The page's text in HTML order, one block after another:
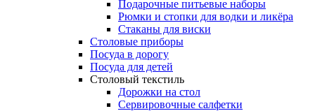
Подарочные питьевые наборы
Рюмки и стопки для водки и ликёра
Стаканы для виски
Столовые приборы
Посуда в дорогу
Посуда для детей
Столовый текстиль
Дорожки на стол
Сервировочные салфетки